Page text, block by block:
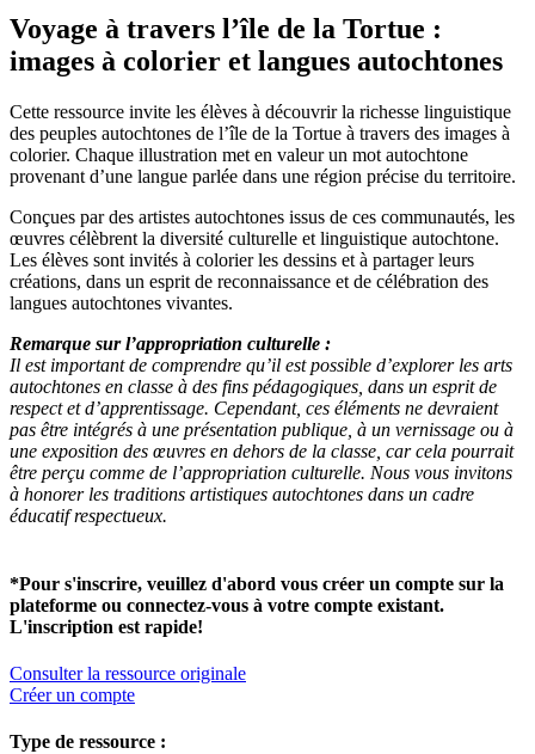
Voyage à travers l’île de la Tortue :
images à colorier et langues autochtones
Cette ressource invite les élèves à découvrir la richesse linguistique
des peuples autochtones de l’île de la Tortue à travers des images à
colorier. Chaque illustration met en valeur un mot autochtone
provenant d’une langue parlée dans une région précise du territoire.
Conçues par des artistes autochtones issus de ces communautés, les
œuvres célèbrent la diversité culturelle et linguistique autochtone.
Les élèves sont invités à colorier les dessins et à partager leurs
créations, dans un esprit de reconnaissance et de célébration des
langues autochtones vivantes.
Remarque sur l’appropriation culturelle :
Il est important de comprendre qu’il est possible d’explorer les arts
autochtones en classe à des fins pédagogiques, dans un esprit de
respect et d’apprentissage. Cependant, ces éléments ne devraient
pas être intégrés à une présentation publique, à un vernissage ou à
une exposition des œuvres en dehors de la classe, car cela pourrait
être perçu comme de l’appropriation culturelle. Nous vous invitons
à honorer les traditions artistiques autochtones dans un cadre
éducatif respectueux.
*Pour s'inscrire, veuillez d'abord vous créer un compte sur la
plateforme ou connectez-vous à votre compte existant.
L'inscription est rapide!
Consulter la ressource originale
Créer un compte
Type de ressource :